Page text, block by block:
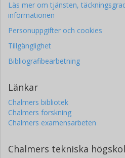
Läs mer om tjänsten,
informationen
Personuppgifter och cookies
Tillgänglighet
Bibliografibearbetning
Länkar
Chalmers bibliotek
Chalmers forskning
Chalmers examensarbeten
Chalmers tekniska